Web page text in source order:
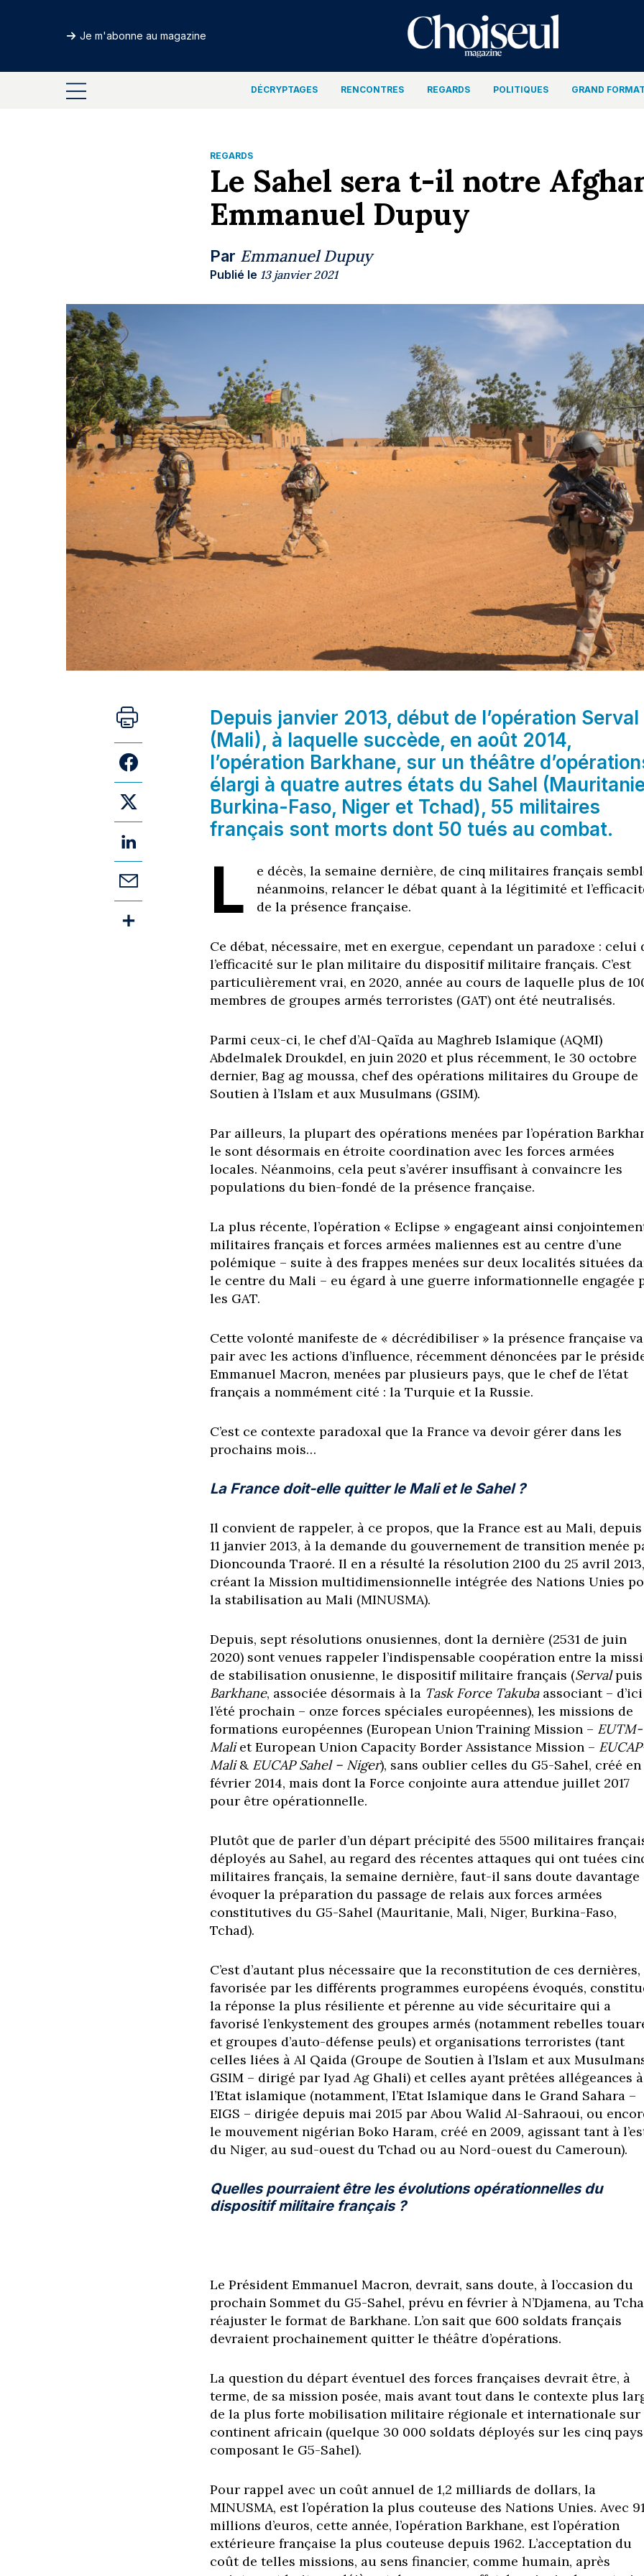
Je m'abonne au magazine
DÉCRYPTAGES RENCONTRES REGARDS POLITIQUES GRAND FORMAT
REGARDS
Le Sahel sera t-il notre
Emmanuel Dupuy
Par Emmanuel Dupuy
Publié le 13 janvier 2021
Depuis janvier 2013, début de l’opération Serval
(Mali), à laquelle succède, en août 2014,
l’opération Barkhane, sur un théâtre
élargi à quatre autres états du Sahel
Burkina-Faso, Niger et Tchad), 55 militaires
français sont morts dont 50 tués au combat.
L
e décès, la semaine dernière, de cinq militaires français
néanmoins, relancer le débat quant à la légitimité et
de la présence française.
Ce débat, nécessaire, met en exergue, cependant un paradoxe : celui
l’efficacité sur le plan militaire du dispositif militaire français. C’est
particulièrement vrai, en 2020, année au cours de laquelle plus de
membres de groupes armés terroristes (GAT) ont été neutralisés.
Parmi ceux-ci, le chef d’Al-Qaïda au Maghreb Islamique (AQMI)
Abdelmalek Droukdel, en juin 2020 et plus récemment, le 30 octobre
dernier, Bag ag moussa, chef des opérations militaires du Groupe de
Soutien à l’Islam et aux Musulmans (GSIM).
Par ailleurs, la plupart des opérations menées par l’opération
le sont désormais en étroite coordination avec les forces armées
locales. Néanmoins, cela peut s’avérer insuffisant à convaincre les
populations du bien-fondé de la présence française.
La plus récente, l’opération « Eclipse » engageant ainsi
militaires français et forces armées maliennes est au centre d’une
polémique – suite à des frappes menées sur deux localités situées
le centre du Mali – eu égard à une guerre informationnelle engagée
les GAT.
Cette volonté manifeste de « décrédibiliser » la présence française
pair avec les actions d’influence, récemment dénoncées par le
Emmanuel Macron, menées par plusieurs pays, que le chef de l’état
français a nommément cité : la Turquie et la Russie.
C’est ce contexte paradoxal que la France va devoir gérer dans les
prochains mois…
La France doit-elle quitter le Mali et le Sahel ?
Il convient de rappeler, à ce propos, que la France est au Mali,
11 janvier 2013, à la demande du gouvernement de transition menée
Dioncounda Traoré. Il en a résulté la résolution 2100 du 25 avril 2013,
créant la Mission multidimensionnelle intégrée des Nations Unies
la stabilisation au Mali (MINUSMA).
Depuis, sept résolutions onusiennes, dont la dernière (2531 de juin
2020) sont venues rappeler l’indispensable coopération entre la
de stabilisation onusienne, le dispositif militaire français (Servalpuis
Barkhane, associée désormais à la Task Force Takuba associant – d’ici
l’été prochain – onze forces spéciales européennes), les missions de
formations européennes (European Union Training Mission – EUTM-
Maliet European Union Capacity Border Assistance Mission –
Mali& EUCAP Sahel – Niger), sans oublier celles du G5-Sahel, créé en
février 2014, mais dont la Force conjointe aura attendue juillet 2017
pour être opérationnelle.
Plutôt que de parler d’un départ précipité des 5500 militaires
déployés au Sahel, au regard des récentes attaques qui ont tuées
militaires français, la semaine dernière, faut-il sans doute davantage
évoquer la préparation du passage de relais aux forces armées
constitutives du G5-Sahel (Mauritanie, Mali, Niger, Burkina-Faso,
Tchad).
C’est d’autant plus nécessaire que la reconstitution de ces dernières,
favorisée par les différents programmes européens évoqués,
la réponse la plus résiliente et pérenne au vide sécuritaire qui a
favorisé l’enkystement des groupes armés (notamment rebelles
et groupes d’auto-défense peuls) et organisations terroristes (tant
celles liées à Al Qaida (Groupe de Soutien à l’Islam et aux
GSIM – dirigé par Iyad Ag Ghali) et celles ayant prêtées allégeances à
l’Etat islamique (notamment, l’Etat Islamique dans le Grand Sahara –
EIGS – dirigée depuis mai 2015 par Abou Walid Al-Sahraoui, ou
le mouvement nigérian Boko Haram, créé en 2009, agissant tant à
du Niger, au sud-ouest du Tchad ou au Nord-ouest du Cameroun).
Quelles pourraient être les évolutions opérationnelles du
dispositif militaire français ?
Le Président Emmanuel Macron, devrait, sans doute, à l’occasion du
prochain Sommet du G5-Sahel, prévu en février à N’Djamena, au
réajuster le format de Barkhane. L’on sait que 600 soldats français
devraient prochainement quitter le théâtre d’opérations.
La question du départ éventuel des forces françaises devrait être, à
terme, de sa mission posée, mais avant tout dans le contexte plus
de la plus forte mobilisation militaire régionale et internationale sur
continent africain (quelque 30 000 soldats déployés sur les cinq pays
composant le G5-Sahel).
Pour rappel avec un coût annuel de 1,2 milliards de dollars, la
MINUSMA, est l’opération la plus couteuse des Nations Unies. Avec
millions d’euros, cette année, l’opération Barkhane, est l’opération
extérieure française la plus couteuse depuis 1962. L’acceptation du
coût de telles missions, au sens financier, comme humain, après